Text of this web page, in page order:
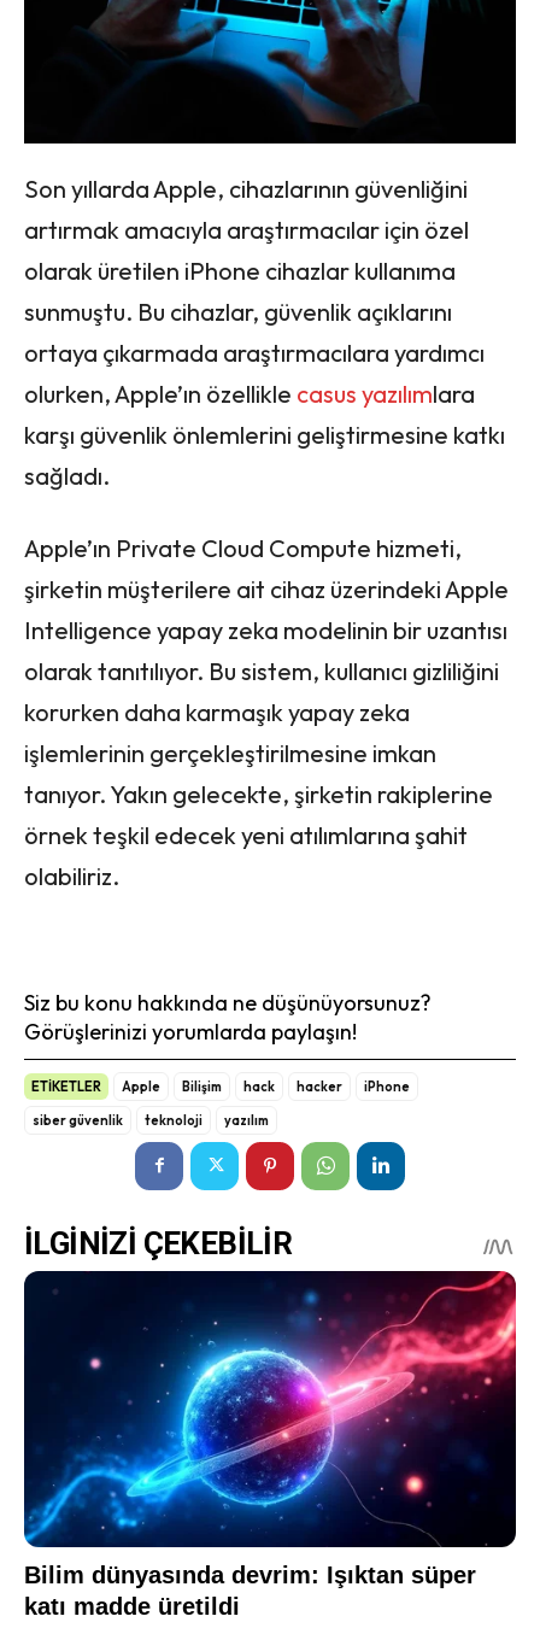
Son yıllarda Apple, cihazlarının güvenliğini
artırmak amacıyla araştırmacılar için özel
olarak üretilen iPhone cihazlar kullanıma
sunmuştu. Bu cihazlar, güvenlik açıklarını
ortaya çıkarmada araştırmacılara yardımcı
olurken, Apple’ın özellikle casus yazılımlara
karşı güvenlik önlemlerini geliştirmesine katkı
sağladı.
Apple’ın Private Cloud Compute hizmeti,
şirketin müşterilere ait cihaz üzerindeki Apple
Intelligence yapay zeka modelinin bir uzantısı
olarak tanıtılıyor. Bu sistem, kullanıcı gizliliğini
korurken daha karmaşık yapay zeka
işlemlerinin gerçekleştirilmesine imkan
tanıyor. Yakın gelecekte, şirketin rakiplerine
örnek teşkil edecek yeni atılımlarına şahit
olabiliriz.
Siz bu konu hakkında ne düşünüyorsunuz?
Görüşlerinizi yorumlarda paylaşın!
ETİKETLER Apple Bilişim hack hacker
iPhone
siber güvenlik
teknoloji yazılım